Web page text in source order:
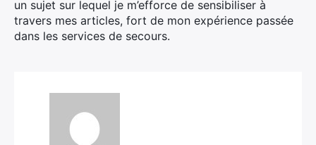
un sujet sur lequel je m’efforce de sensibiliser à
travers mes articles, fort de mon expérience passée
dans les services de secours.